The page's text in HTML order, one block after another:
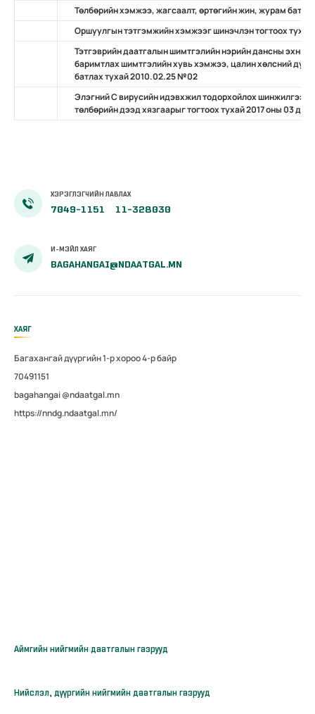
Төлбөрийн хэмжээ, жагсаалт, өртөгийн жин, журам
Оршуулгын тэтгэмжийн хэмжээг шинэчлэн тогтоох
Тэтгэврийн даатгалын шимтгэлийн нэрийн дансны
баримтлах шимтгэлийн хувь хэмжээ, цалин хөлсний
батлах тухай 2010.02.25 №02
Элэгний С вирусийн идэвхжил тодорхойлох
төлбөрийн дээд хязгаарыг тогтоох тухай 2017 оны 03
ХЭРЭГЛЭГЧИЙН ЛАВЛАХ
7049-1151 11-328030
И-МЭЙЛ ХАЯГ
BAGAHANGAI@NDAATGAL.MN
ХАЯГ
Багахангай дүүргийн 1-р хороо 4-р байр
70491151
bagahangai @ndaatgal.mn
https://nndg.ndaatgal.mn/
Аймгийн нийгмийн даатгалын газрууд
Нийслэл, дүүргийн нийгмийн даатгалын газрууд